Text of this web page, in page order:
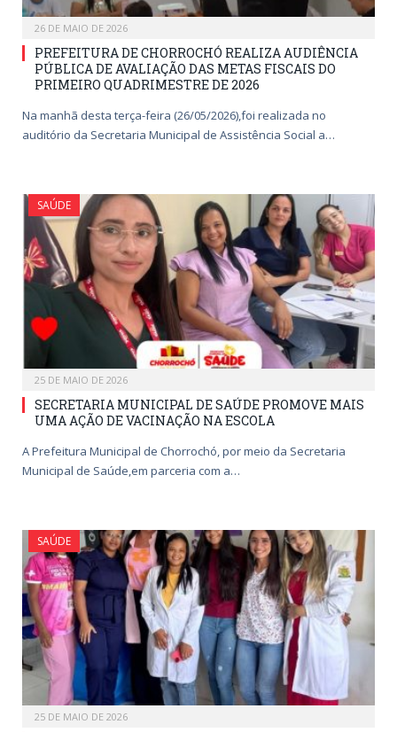
26 DE MAIO DE 2026
PREFEITURA DE CHORROCHÓ REALIZA AUDIÊNCIA
PÚBLICA DE AVALIAÇÃO DAS METAS FISCAIS DO
PRIMEIRO QUADRIMESTRE DE 2026
Na manhã desta terça-feira (26/05/2026),foi realizada no
auditório da Secretaria Municipal de Assistência Social a…
SAÚDE
25 DE MAIO DE 2026
SECRETARIA MUNICIPAL DE SAÚDE PROMOVE MAIS
UMA AÇÃO DE VACINAÇÃO NA ESCOLA
A Prefeitura Municipal de Chorrochó, por meio da Secretaria
Municipal de Saúde,em parceria com a…
SAÚDE
25 DE MAIO DE 2026